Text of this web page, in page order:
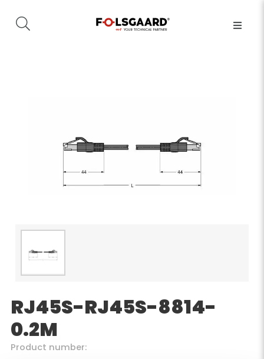
RJ45S-RJ45S-8814-
0.2M
Product number: